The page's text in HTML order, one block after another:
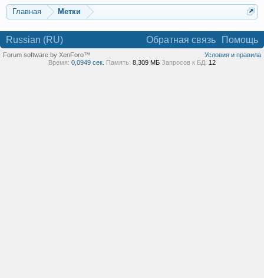
Главная Метки
Russian (RU) Обратная связь Помощь
Условия и правила
Forum software by XenForo™
Время: 0,0949 сек. Память: 8,309 МБ Запросов к БД: 12